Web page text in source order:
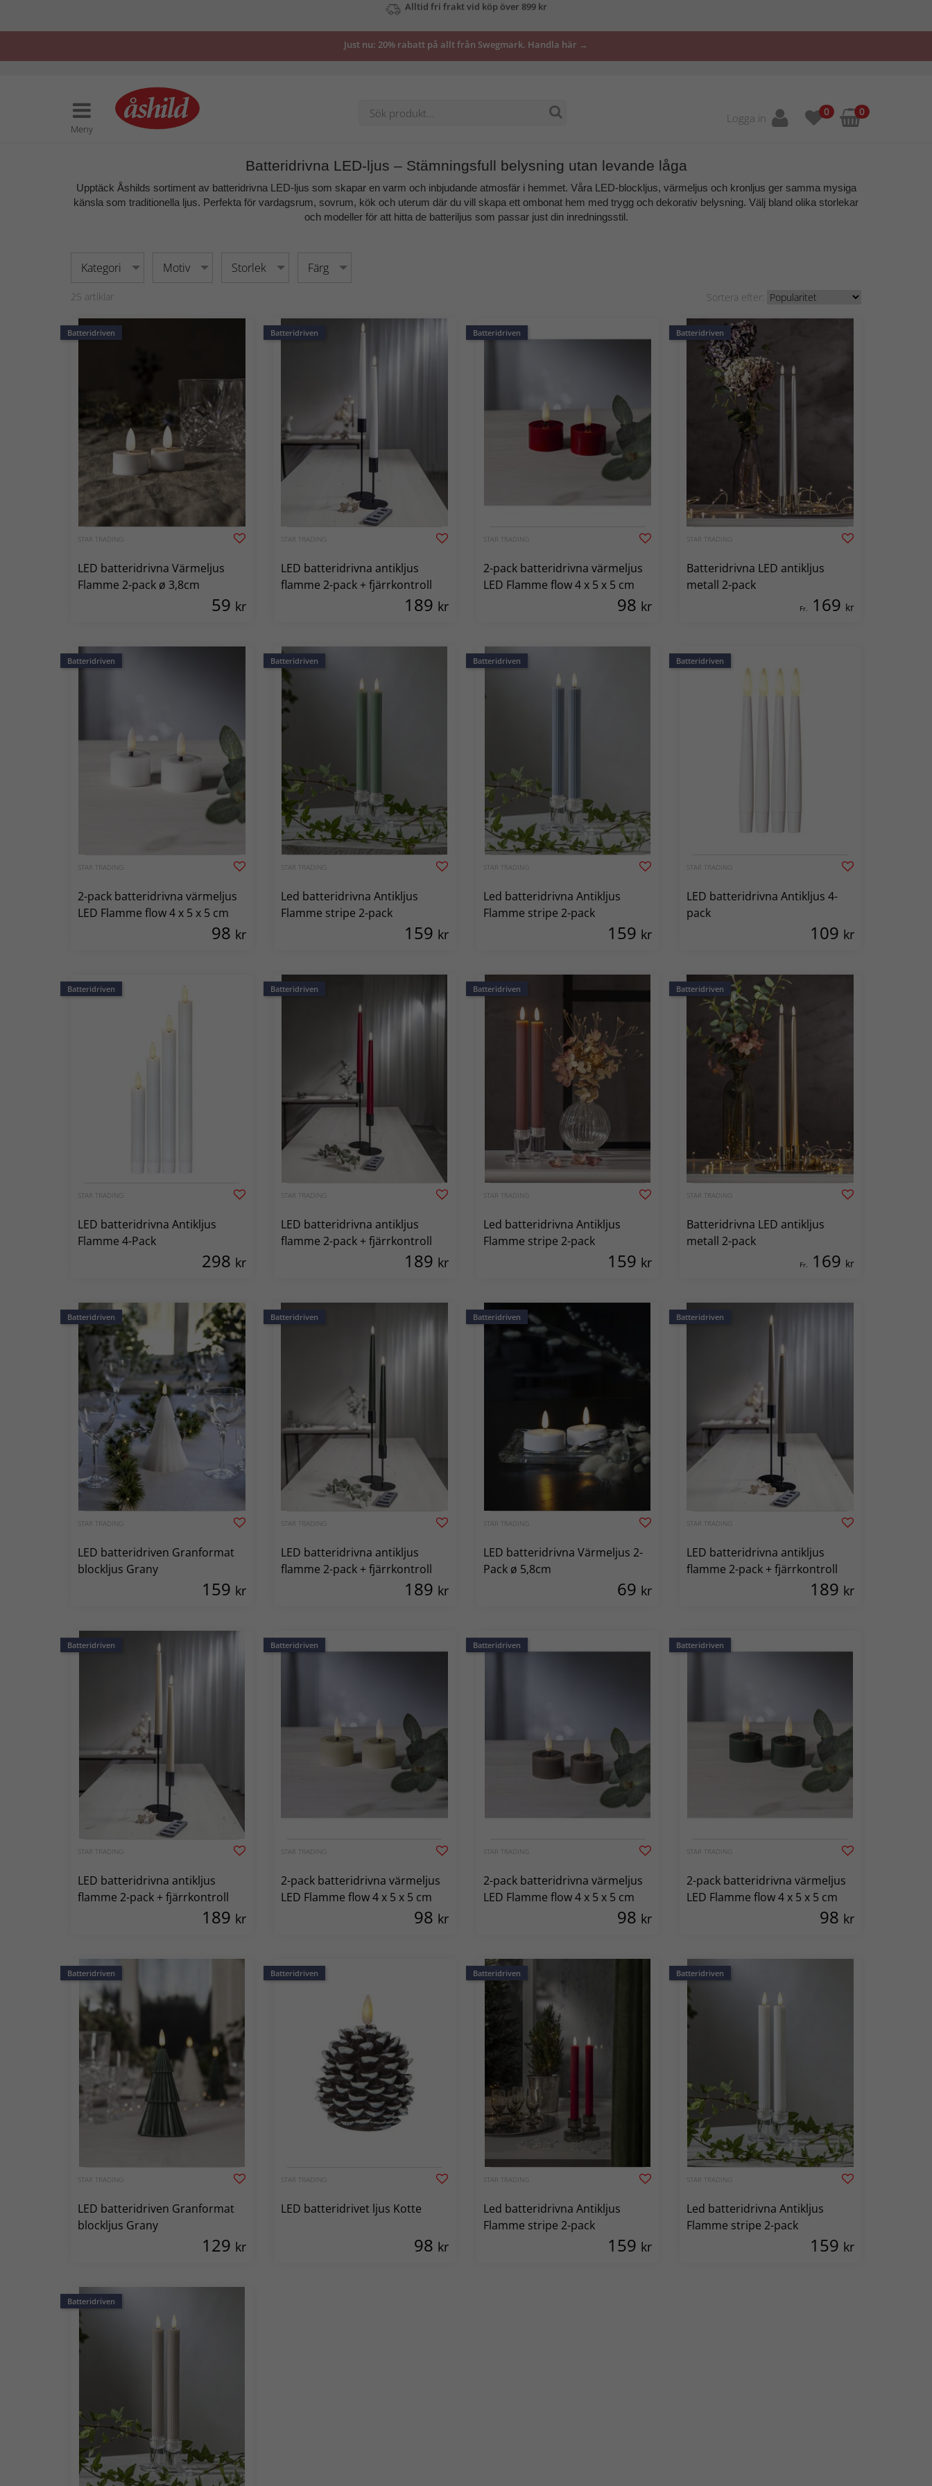
Se våra erbjudanden här
Just nu: 20% rabatt på allt från Swegmark. Handla här →
Meny
Logga in 0 0
Batteridrivna LED-ljus – Stämningsfull belysning utan levande låga
Upptäck Åshilds sortiment av batteridrivna LED-ljus som skapar en varm och inbjudande atmosfär i hemmet. Våra LED-blockljus, värmeljus och kronljus ger samma mysiga
känsla som traditionella ljus. Perfekta för vardagsrum, sovrum, kök och uterum där du vill skapa ett ombonat hem med trygg och dekorativ belysning. Välj bland olika storlekar
och modeller för att hitta de batteriljus som passar just din inredningsstil.
Kategori Motiv Storlek Färg
25 artiklar Sortera efter:
Batteridriven
STAR TRADING
LED batteridrivna Värmeljus
Flamme 2-pack ø 3,8cm
59 kr
Batteridriven
STAR TRADING
LED batteridrivna antikljus
flamme 2-pack + fjärrkontroll
189 kr
Batteridriven
STAR TRADING
2-pack batteridrivna värmeljus
LED Flamme flow 4 x 5 x 5 cm
98 kr
Batteridriven
STAR TRADING
Batteridrivna LED antikljus
metall 2-pack
Fr. 169 kr
Batteridriven
STAR TRADING
2-pack batteridrivna värmeljus
LED Flamme flow 4 x 5 x 5 cm
98 kr
Batteridriven
STAR TRADING
Led batteridrivna Antikljus
Flamme stripe 2-pack
159 kr
Batteridriven
STAR TRADING
Led batteridrivna Antikljus
Flamme stripe 2-pack
159 kr
Batteridriven
STAR TRADING
LED batteridrivna Antikljus 4-
pack
109 kr
Batteridriven
STAR TRADING
LED batteridrivna Antikljus
Flamme 4-Pack
298 kr
Batteridriven
STAR TRADING
LED batteridrivna antikljus
flamme 2-pack + fjärrkontroll
189 kr
Batteridriven
STAR TRADING
Led batteridrivna Antikljus
Flamme stripe 2-pack
159 kr
Batteridriven
STAR TRADING
Batteridrivna LED antikljus
metall 2-pack
Fr. 169 kr
Batteridriven
STAR TRADING
LED batteridriven Granformat
blockljus Grany
159 kr
Batteridriven
STAR TRADING
LED batteridrivna antikljus
flamme 2-pack + fjärrkontroll
189 kr
Batteridriven
STAR TRADING
LED batteridrivna Värmeljus 2-
Pack ø 5,8cm
69 kr
Batteridriven
STAR TRADING
LED batteridrivna antikljus
flamme 2-pack + fjärrkontroll
189 kr
Batteridriven
STAR TRADING
LED batteridrivna antikljus
flamme 2-pack + fjärrkontroll
189 kr
Batteridriven
STAR TRADING
2-pack batteridrivna värmeljus
LED Flamme flow 4 x 5 x 5 cm
98 kr
Batteridriven
STAR TRADING
2-pack batteridrivna värmeljus
LED Flamme flow 4 x 5 x 5 cm
98 kr
Batteridriven
STAR TRADING
2-pack batteridrivna värmeljus
LED Flamme flow 4 x 5 x 5 cm
98 kr
Batteridriven
STAR TRADING
LED batteridriven Granformat
blockljus Grany
129 kr
Batteridriven
STAR TRADING
LED batteridrivet ljus Kotte
98 kr
Batteridriven
STAR TRADING
Led batteridrivna Antikljus
Flamme stripe 2-pack
159 kr
Batteridriven
STAR TRADING
Led batteridrivna Antikljus
Flamme stripe 2-pack
159 kr
Batteridriven